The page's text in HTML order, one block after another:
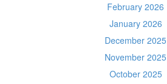
February 2026
January 2026
December 2025
November 2025
October 2025